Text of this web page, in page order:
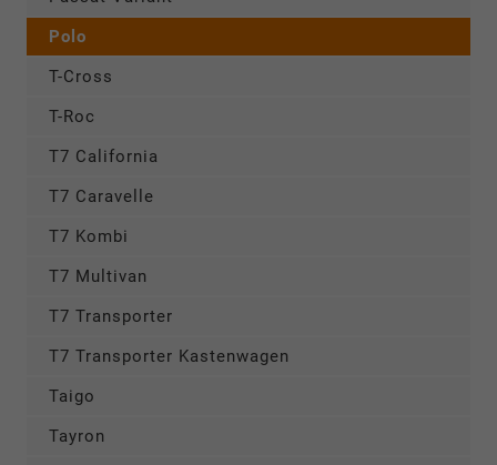
Polo
T-Cross
T-Roc
T7 California
T7 Caravelle
T7 Kombi
T7 Multivan
T7 Transporter
T7 Transporter Kastenwagen
Taigo
Tayron